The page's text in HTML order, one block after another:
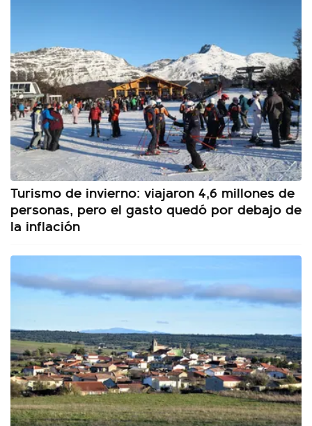
Turismo de invierno: viajaron 4,6 millones de
personas, pero el gasto quedó por debajo de
la inflación